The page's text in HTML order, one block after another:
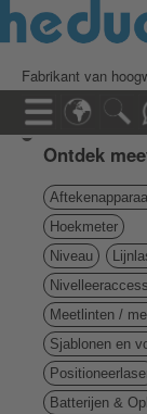
Fabrikant van
Ontdek
Hoekmeter
Niveau
Meetlinten /
Sjablonen en
Batterijen &